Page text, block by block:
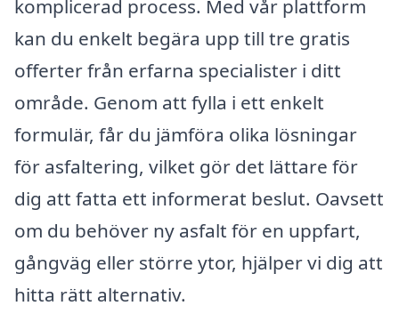
komplicerad process. Med vår plattform
kan du enkelt begära upp till tre gratis
offerter från erfarna specialister i ditt
område. Genom att fylla i ett enkelt
formulär, får du jämföra olika lösningar
för asfaltering, vilket gör det lättare för
dig att fatta ett informerat beslut. Oavsett
om du behöver ny asfalt för en uppfart,
gångväg eller större ytor, hjälper vi dig att
hitta rätt alternativ.